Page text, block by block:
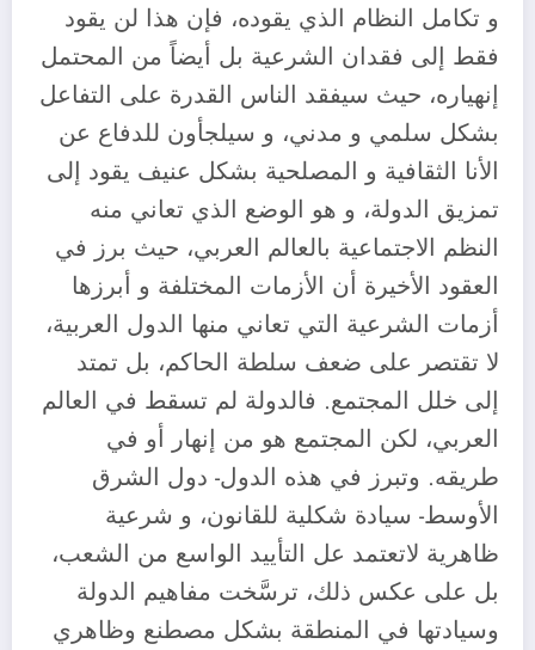
و تكامل النظام الذي يقوده، فإن هذا لن يقود
فقط إلى فقدان الشرعية بل أيضاً من المحتمل
إنهياره، حيث سيفقد الناس القدرة على التفاعل
بشكل سلمي و مدني، و سيلجأون للدفاع عن
الأنا الثقافية و المصلحية بشكل عنيف يقود إلى
تمزيق الدولة، و هو الوضع الذي تعاني منه
النظم الاجتماعية بالعالم العربي، حيث برز في
العقود الأخيرة أن الأزمات المختلفة و أبرزها
أزمات الشرعية التي تعاني منها الدول العربية،
لا تقتصر على ضعف سلطة الحاكم، بل تمتد
إلى خلل المجتمع. فالدولة لم تسقط في العالم
العربي، لكن المجتمع هو من إنهار أو في
طريقه. وتبرز في هذه الدول- دول الشرق
الأوسط- سيادة شكلية للقانون، و شرعية
ظاهرية لاتعتمد عل التأييد الواسع من الشعب،
بل على عكس ذلك، ترسَّخت مفاهيم الدولة
وسيادتها في المنطقة بشكل مصطنع وظاهري